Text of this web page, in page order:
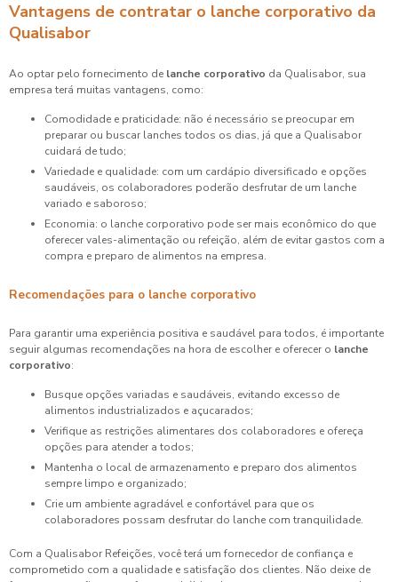
Vantagens de contratar o lanche corporativo da
Qualisabor
Ao optar pelo fornecimento de lanche corporativo da Qualisabor, sua
empresa terá muitas vantagens, como:
Comodidade e praticidade: não é necessário se preocupar em
preparar ou buscar lanches todos os dias, já que a Qualisabor
cuidará de tudo;
Variedade e qualidade: com um cardápio diversificado e opções
saudáveis, os colaboradores poderão desfrutar de um lanche
variado e saboroso;
Economia: o lanche corporativo pode ser mais econômico do que
oferecer vales-alimentação ou refeição, além de evitar gastos com a
compra e preparo de alimentos na empresa.
Recomendações para o lanche corporativo
Para garantir uma experiência positiva e saudável para todos, é importante
seguir algumas recomendações na hora de escolher e oferecer o lanche
corporativo:
Busque opções variadas e saudáveis, evitando excesso de
alimentos industrializados e açucarados;
Verifique as restrições alimentares dos colaboradores e ofereça
opções para atender a todos;
Mantenha o local de armazenamento e preparo dos alimentos
sempre limpo e organizado;
Crie um ambiente agradável e confortável para que os
colaboradores possam desfrutar do lanche com tranquilidade.
Com a Qualisabor Refeições, você terá um fornecedor de confiança e
comprometido com a qualidade e satisfação dos clientes. Não deixe de